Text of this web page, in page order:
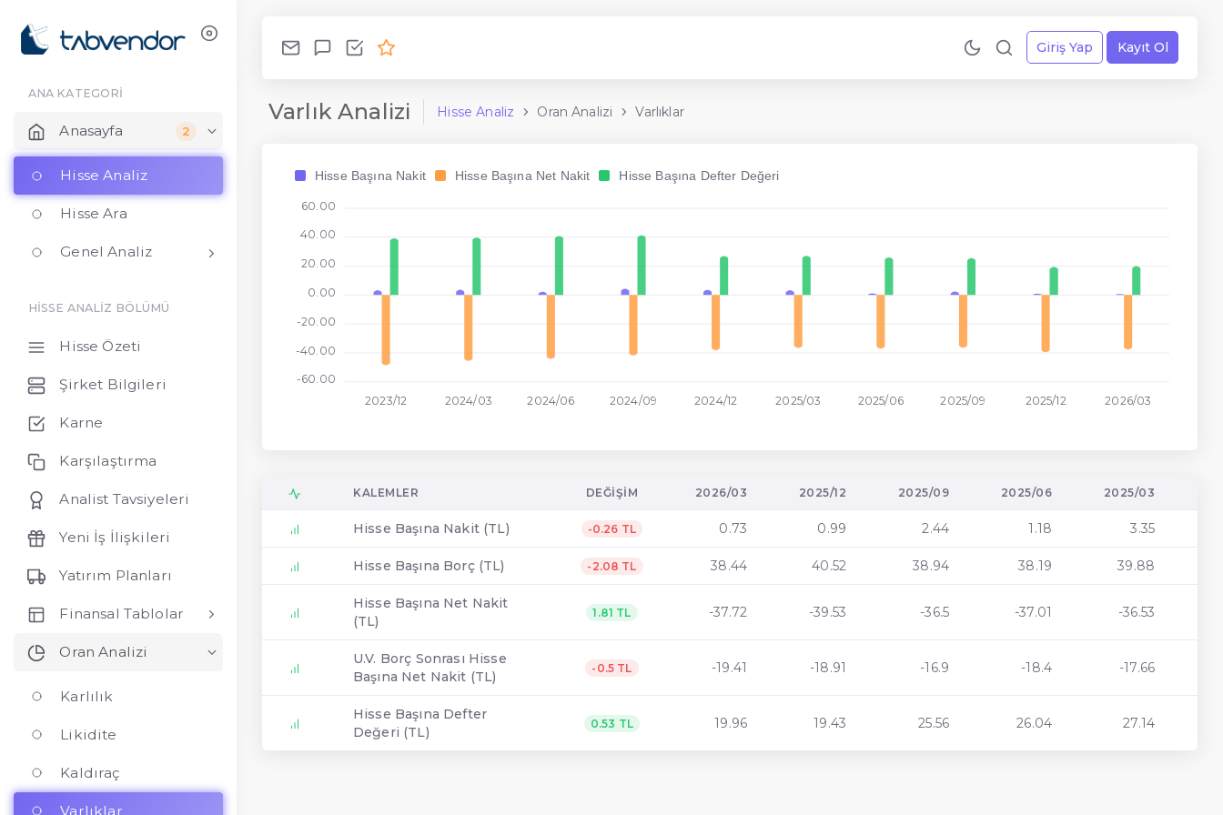
Giriş Yap Kayıt Ol
ANA KATEGORİ
Anasayfa 2
Hisse Analiz
Hisse Ara
Genel Analiz
HİSSE ANALİZ BÖLÜMÜ
Hisse Özeti
Şirket Bilgileri
Karne
Karşılaştırma
Analist Tavsiyeleri
Yeni İş İlişkileri
Yatırım Planları
Finansal Tablolar
Oran Analizi
Karlılık
Likidite
Kaldıraç
Varlıklar
Varlık Analizi Hisse Analiz Oran Analizi Varlıklar
Hisse Başına Nakit Hisse Başına Net Nakit Hisse Başına Defter Değeri
2023/12 2024/03 2024/06 2024/09 2024/12 2025/03 2025/06 2025/09 2025/12 2026/03
60.00
40.00
20.00
0.00
-20.00
-40.00
-60.00
KALEMLER DEĞIŞIM 2026/03 2025/12 2025/09 2025/06 2025/03
Hisse Başına Nakit (TL) -0.26 TL 0.73 0.99 2.44 1.18 3.35
Hisse Başına Borç (TL) -2.08 TL 38.44 40.52 38.94 38.19 39.88
Hisse Başına Net Nakit
(TL)
1.81 TL -37.72 -39.53 -36.5 -37.01 -36.53
U.V. Borç Sonrası Hisse
Başına Net Nakit (TL)
-0.5 TL -19.41 -18.91 -16.9 -18.4 -17.66
Hisse Başına Defter
Değeri (TL)
0.53 TL 19.96 19.43 25.56 26.04 27.14